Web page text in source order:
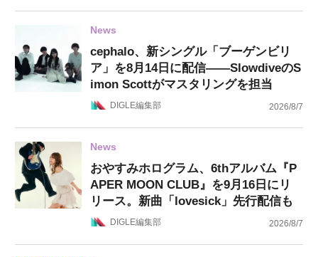
News
cephalo、新シングル「ブーゲンビリ
ア」を8月14日に配信——SlowdiveのS
imon Scottがマスタリングを担当
DIGLE編集部 2026/8/7
News
おやすみホログラム、6thアルバム『P
APER MOON CLUB』を9月16日にリ
リース。新曲「lovesick」先行配信も
DIGLE編集部 2026/8/7